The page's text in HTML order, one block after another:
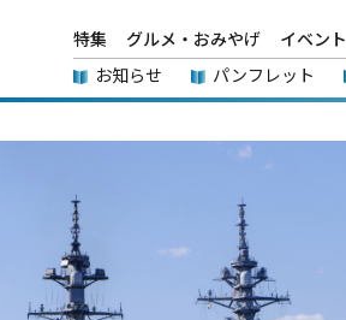
特集 グルメ・おみやげ イベント
お知らせ
パンフレット